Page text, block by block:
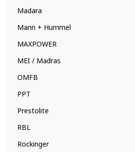
Madara
Mann + Hummel
MAXPOWER
MEI / Madras
OMFB
PPT
Prestolite
RBL
Rockinger